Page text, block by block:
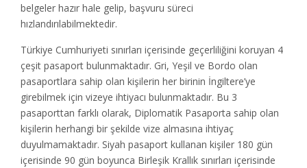
belgeler hazır hale gelip, başvuru süreci
hızlandırılabilmektedir.
Türkiye Cumhuriyeti sınırları içerisinde geçerliliğini koruyan 4
çeşit pasaport bulunmaktadır. Gri, Yeşil ve Bordo olan
pasaportlara sahip olan kişilerin her birinin İngiltere’ye
girebilmek için vizeye ihtiyacı bulunmaktadır. Bu 3
pasaporttan farklı olarak, Diplomatik Pasaporta sahip olan
kişilerin herhangi bir şekilde vize almasına ihtiyaç
duyulmamaktadır. Siyah pasaport kullanan kişiler 180 gün
içerisinde 90 gün boyunca Birleşik Krallık sınırları içerisinde